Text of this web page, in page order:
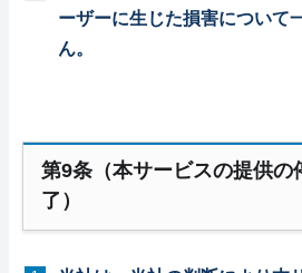
ーザーに生じた損害について
ん。
第9条（本サービスの提供の
了）